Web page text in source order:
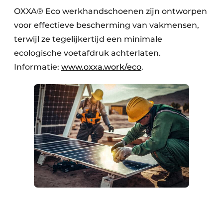
Transportbanden
Zeven & Brekers
Bedrijfsafval
Bouw & Sloopafval
Elektronisch Afval
Glasrecyclage
Houtafval
OXXA® Eco werkhandschoenen zijn ontworpen
voor effectieve bescherming van vakmensen,
terwijl ze tegelijkertijd een minimale
ecologische voetafdruk achterlaten.
Informatie: www.oxxa.work/eco.